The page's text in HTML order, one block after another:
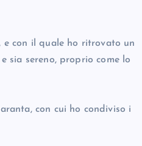
e con il quale ho ritrovato un
sia sereno, proprio come lo
con cui ho condiviso i